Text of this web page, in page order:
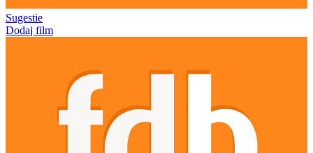
Sugestie
Dodaj film